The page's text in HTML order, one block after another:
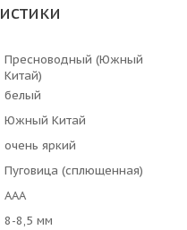
Пресноводный (Южный
Китай)
белый
Южный Китай
очень яркий
Пуговица (сплющенная)
AAA
8-8,5 мм